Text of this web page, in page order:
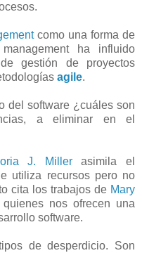
como una forma de
ha influido
gestión de proyectos
agile.
del software ¿cuáles son
a eliminar en el
J. Millerasimila el
utiliza recursos pero no
cita los trabajos de Mary
nos ofrecen una
software.
de desperdicio. Son